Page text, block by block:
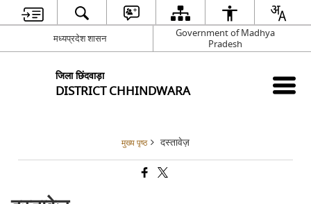
मध्यप्रदेश शासन
Government of Madhya
Pradesh
जिला छिंदवाड़ा
DISTRICT CHHINDWARA
मुख्य पृष्ठ दस्तावेज़